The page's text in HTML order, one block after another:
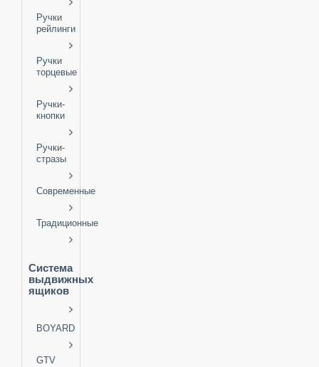
Ручки
рейлинги
Ручки
торцевые
Ручки-
кнопки
Ручки-
стразы
Современные
Традиционные
Система
выдвижных
ящиков
BOYARD
GTV